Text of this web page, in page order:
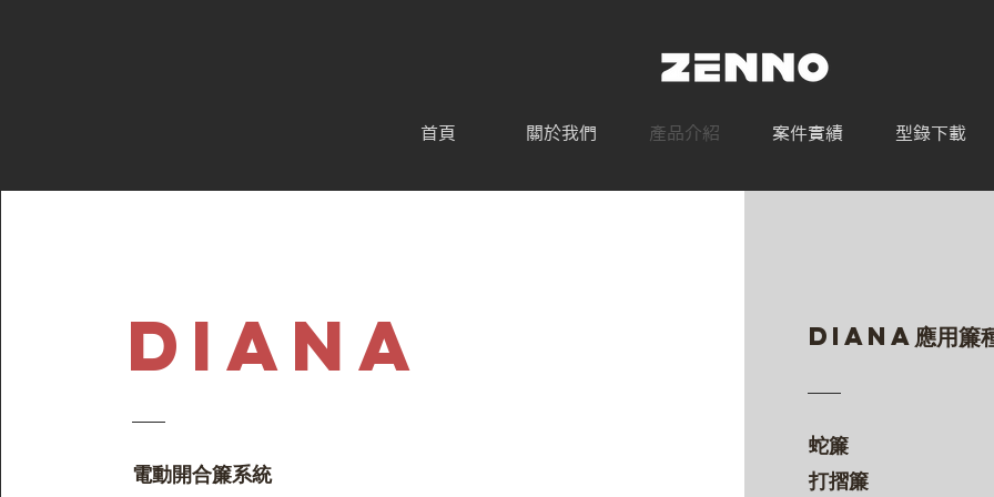
首頁 關於我們 產品介紹 案件實績 型錄下載
DIANA
​​​電動開合簾系統
DIANA應用簾
蛇簾
打摺簾